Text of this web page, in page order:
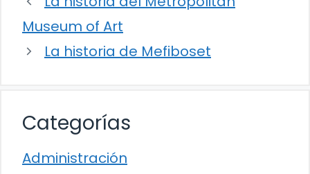
Museum of Art
La historia de Mefiboset
Categorías
Administración